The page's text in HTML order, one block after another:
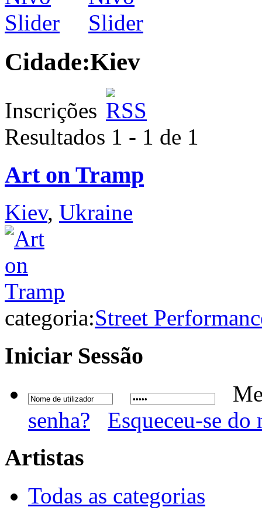
Cidade:Kiev
Inscrições
Resultados 1 - 1 de 1
Art on Tramp
Kiev, Ukraine
categoria:Street
Iniciar Sessão
senha?
Esqueceu-se
Artistas
Todas as categorias